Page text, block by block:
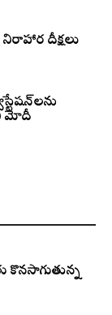
దీక్షలు
మోదీ
కొనసాగుతున్న